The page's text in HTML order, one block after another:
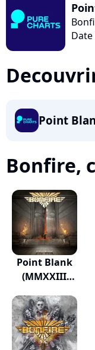
Point
Bonfire,
Point Blank
(MMXXIII